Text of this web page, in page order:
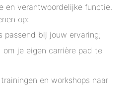
en verantwoordelijke functie.
op:
passend bij jouw ervaring;
om je eigen carrière pad te
en workshops naar